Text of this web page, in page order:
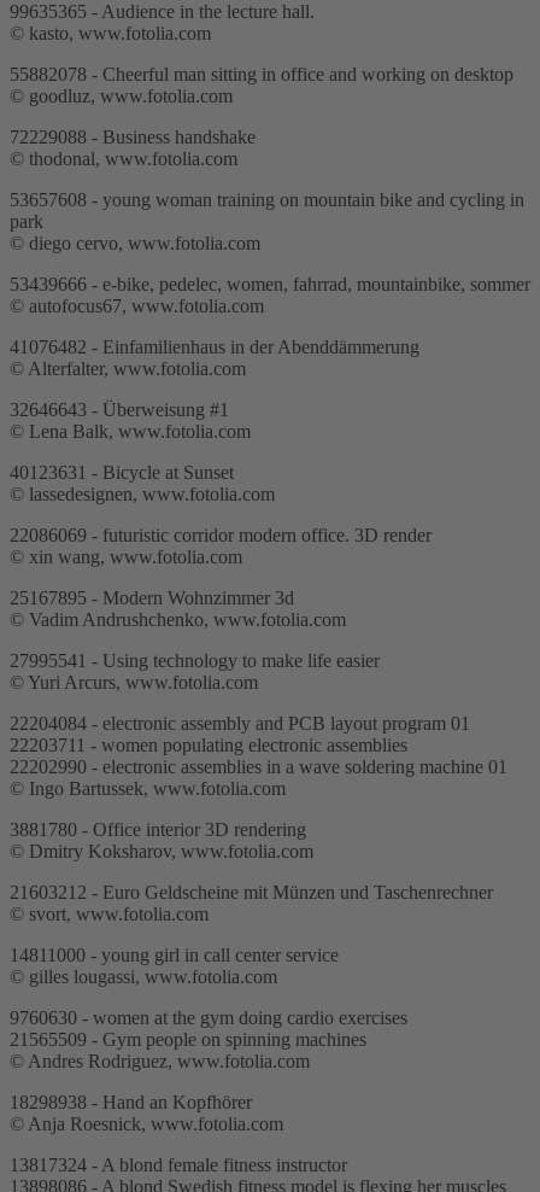
99635365 - Audience in the lecture hall.
© kasto, www.fotolia.com
55882078 - Cheerful man sitting in office and working on desktop
© goodluz, www.fotolia.com
72229088 - Business handshake
© thodonal, www.fotolia.com
53657608 - young woman training on mountain bike and cycling in
park
© diego cervo, www.fotolia.com
53439666 - e-bike, pedelec, women, fahrrad, mountainbike, sommer
© autofocus67, www.fotolia.com
41076482 - Einfamilienhaus in der Abenddämmerung
© Alterfalter, www.fotolia.com
32646643 - Überweisung #1
© Lena Balk, www.fotolia.com
40123631 - Bicycle at Sunset
© lassedesignen, www.fotolia.com
22086069 - futuristic corridor modern office. 3D render
© xin wang, www.fotolia.com
25167895 - Modern Wohnzimmer 3d
© Vadim Andrushchenko, www.fotolia.com
27995541 - Using technology to make life easier
© Yuri Arcurs, www.fotolia.com
22204084 - electronic assembly and PCB layout program 01
22203711 - women populating electronic assemblies
22202990 - electronic assemblies in a wave soldering machine 01
© Ingo Bartussek, www.fotolia.com
3881780 - Office interior 3D rendering
© Dmitry Koksharov, www.fotolia.com
21603212 - Euro Geldscheine mit Münzen und Taschenrechner
© svort, www.fotolia.com
14811000 - young girl in call center service
© gilles lougassi, www.fotolia.com
9760630 - women at the gym doing cardio exercises
21565509 - Gym people on spinning machines
© Andres Rodriguez, www.fotolia.com
18298938 - Hand an Kopfhörer
© Anja Roesnick, www.fotolia.com
13817324 - A blond female fitness instructor
13898086 - A blond Swedish fitness model is flexing her muscles